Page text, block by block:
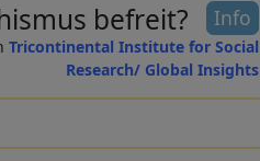
Info
Tricontinental Institute for Social
Research/ Global Insights
befreit?